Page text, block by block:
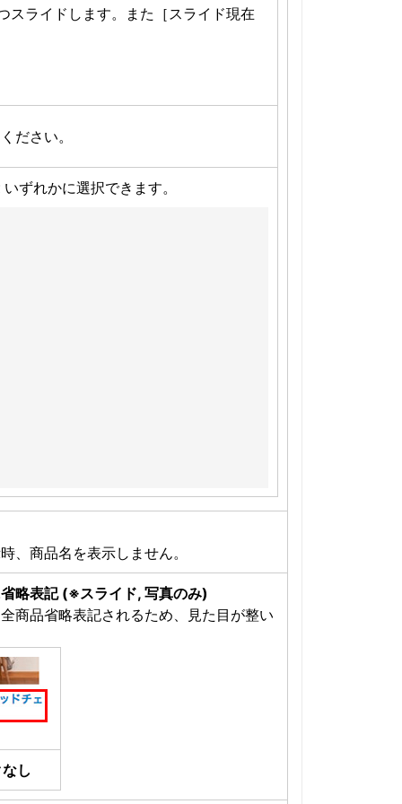
スライドします。また［スライド現在
ださい。
いずれかに選択できます。
、商品名を表示しません。
略表記 (※スライド, 写真のみ)
商品省略表記されるため、見た目が整い
し